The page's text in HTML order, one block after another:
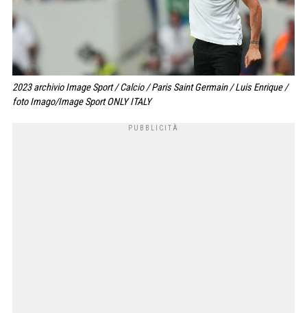
2023 archivio Image Sport / Calcio / Paris Saint Germain / Luis Enrique /
foto Imago/Image Sport ONLY ITALY